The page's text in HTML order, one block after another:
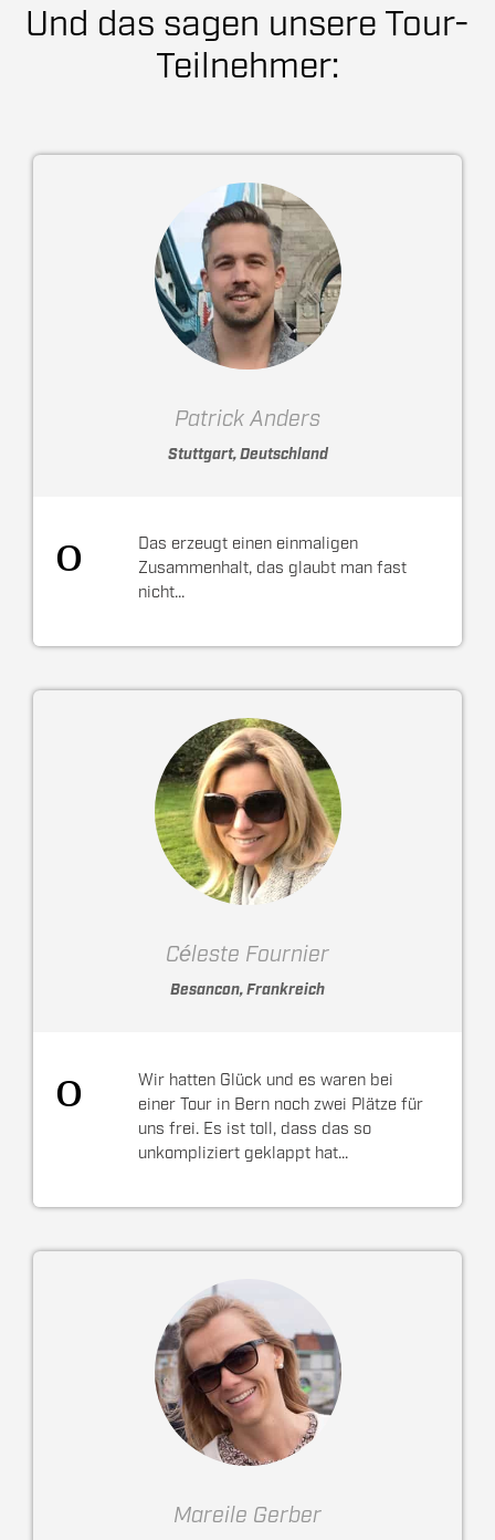
Und das sagen unsere Tour-
Teilnehmer:
Patrick Anders
Stuttgart, Deutschland
Das erzeugt einen einmaligen
Zusammenhalt, das glaubt man fast
nicht...
Céleste Fournier
Besancon, Frankreich
Wir hatten Glück und es waren bei
einer Tour in Bern noch zwei Plätze für
uns frei. Es ist toll, dass das so
unkompliziert geklappt hat...
Mareile Gerber